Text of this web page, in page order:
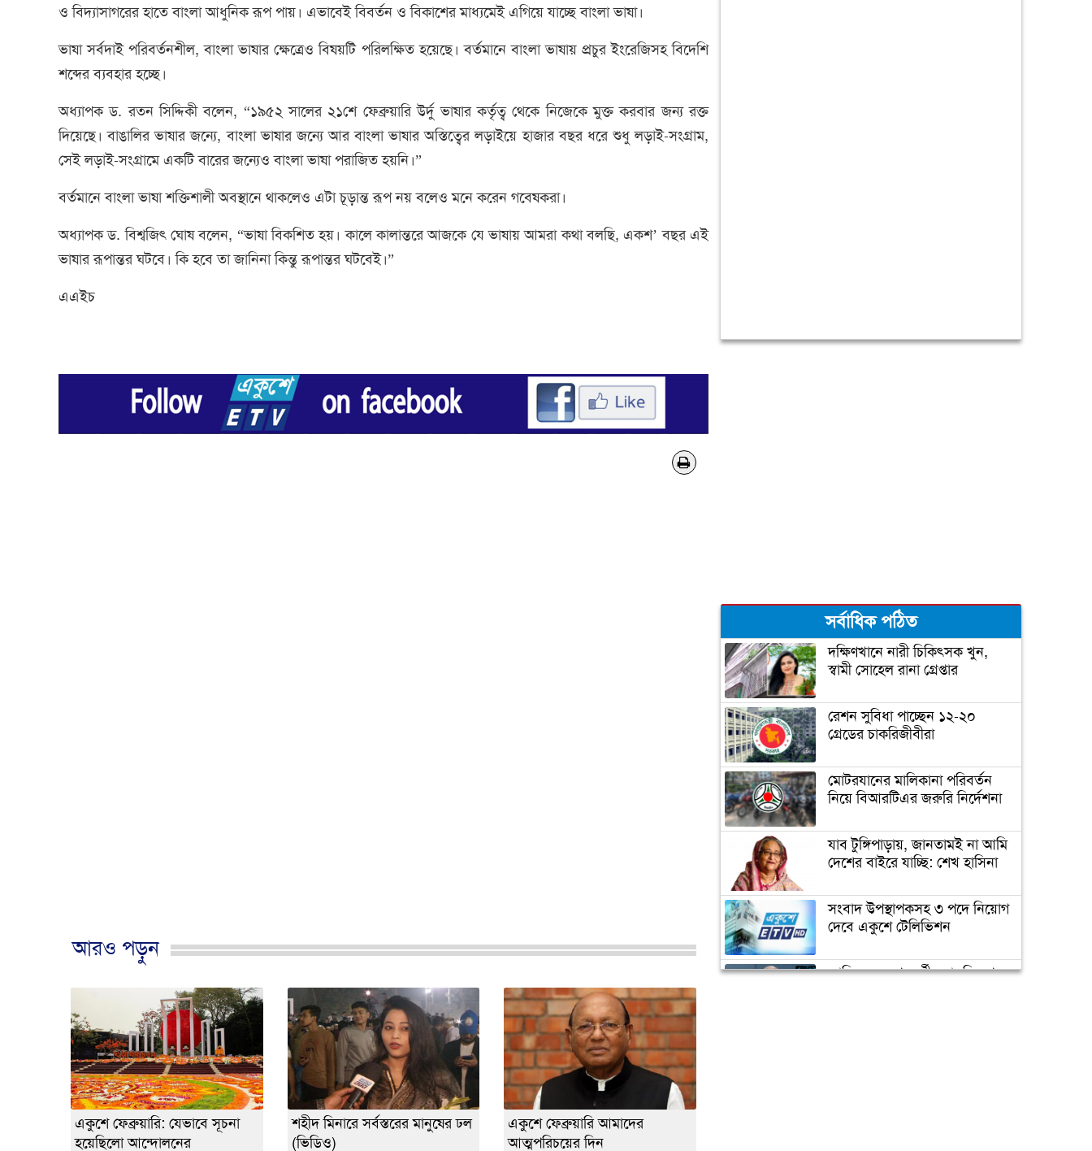
ও বিদ্যাসাগরের হাতে বাংলা আধুনিক রূপ পায়। এভাবেই বিবর্তন ও বিকাশের মাধ্যমেই এগিয়ে যাচ্ছে বাংলা ভাষা।
ভাষা সর্বদাই পরিবর্তনশীল, বাংলা ভাষার ক্ষেত্রেও বিষয়টি পরিলক্ষিত হয়েছে। বর্তমানে বাংলা ভাষায় প্রচুর ইংরেজিসহ বিদেশি
শব্দের ব্যবহার হচ্ছে।
অধ্যাপক ড. রতন সিদ্দিকী বলেন, “১৯৫২ সালের ২১শে ফেব্রুয়ারি উর্দু ভাষার কর্তৃত্ব থেকে নিজেকে মুক্ত করবার জন্য রক্ত
দিয়েছে। বাঙালির ভাষার জন্যে, বাংলা ভাষার জন্যে আর বাংলা ভাষার অস্তিত্বের লড়াইয়ে হাজার বছর ধরে শুধু লড়াই-সংগ্রাম,
সেই লড়াই-সংগ্রামে একটি বারের জন্যেও বাংলা ভাষা পরাজিত হয়নি।”
বর্তমানে বাংলা ভাষা শক্তিশালী অবস্থানে থাকলেও এটা চূড়ান্ত রূপ নয় বলেও মনে করেন গবেষকরা।
অধ্যাপক ড. বিশ্বজিৎ ঘোষ বলেন, “ভাষা বিকশিত হয়। কালে কালান্তরে আজকে যে ভাষায় আমরা কথা বলছি, একশ’ বছর এই
ভাষার রূপান্তর ঘটবে। কি হবে তা জানিনা কিন্তু রূপান্তর ঘটবেই।”
এএইচ
আরও পড়ুন
একুশে ফেব্রুয়ারি: যেভাবে সূচনা
হয়েছিলো আন্দোলনের
শহীদ মিনারে সর্বস্তরের মানুষের ঢল
(ভিডিও)
একুশে ফেব্রুয়ারি আমাদের
আত্মপরিচয়ের দিন
সর্বাধিক পঠিত
দক্ষিণখানে নারী চিকিৎসক খুন,
স্বামী সোহেল রানা গ্রেপ্তার
রেশন সুবিধা পাচ্ছেন ১২-২০
গ্রেডের চাকরিজীবীরা
মোটরযানের মালিকানা পরিবর্তন
নিয়ে বিআরটিএর জরুরি নির্দেশনা
যাব টুঙ্গিপাড়ায়, জানতামই না আমি
দেশের বাইরে যাচ্ছি: শেখ হাসিনা
সংবাদ উপস্থাপকসহ ৩ পদে নিয়োগ
দেবে একুশে টেলিভিশন
জাতিসংঘের পরবর্তী মহাসচিব পদে